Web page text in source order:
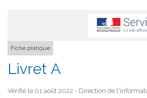
Fiche pratique
Livret A
Vérifié le 01 août 2022 - Direction de